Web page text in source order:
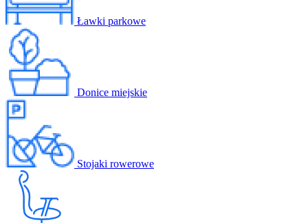
Ławki parkowe
Donice miejskie
Stojaki rowerowe